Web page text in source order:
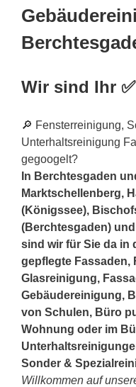
Wir sind Ihr
🔎 Fensterreinigung,
Unterhaltsreinigung
gegoogelt?
In Berchtesgaden
Marktschellenberg,
(Königssee),
(Berchtesgaden)
sind wir für Sie da in
gepflegte Fassaden,
Glasreinigung,
Gebäudereinigung,
von Schulen, Büro
Wohnung oder im
Sonder &
Willkommen auf